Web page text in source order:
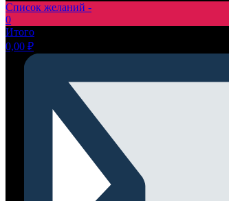
Список желаний -
0
Итого
0,00 ₽